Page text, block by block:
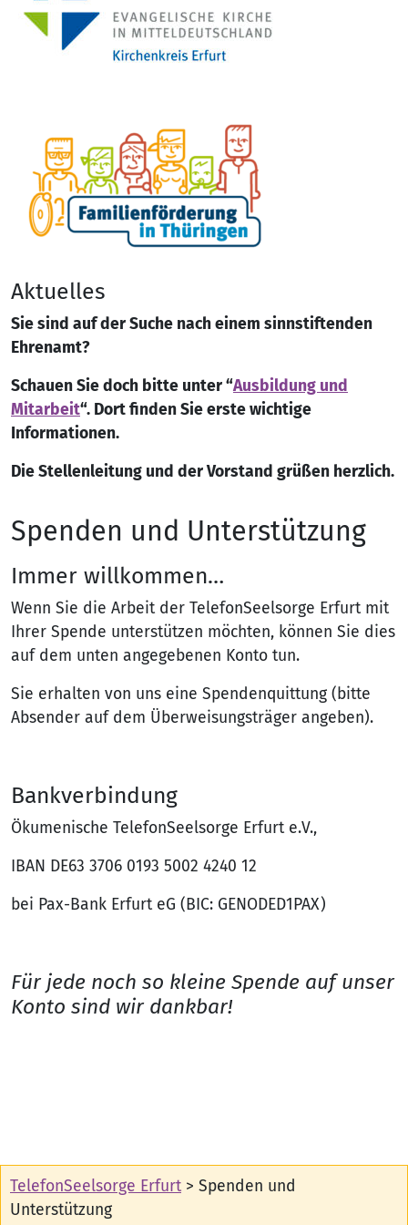
Aktuelles
Sie sind auf der Suche nach einem sinnstiftenden
Ehrenamt?
Schauen Sie doch bitte unter “Ausbildung und
Mitarbeit“. Dort finden Sie erste wichtige
Informationen.
Die Stellenleitung und der Vorstand grüßen herzlich.
Spenden und Unterstützung
Immer willkommen…
Wenn Sie die Arbeit der TelefonSeelsorge Erfurt mit
Ihrer Spende unterstützen möchten, können Sie dies
auf dem unten angegebenen Konto tun.
Sie erhalten von uns eine Spendenquittung (bitte
Absender auf dem Überweisungsträger angeben).
Bankverbindung
Ökumenische TelefonSeelsorge Erfurt e.V.,
IBAN DE63 3706 0193 5002 4240 12
bei Pax-Bank Erfurt eG (BIC: GENODED1PAX)
Für jede noch so kleine Spende auf unser
Konto sind wir dankbar!
TelefonSeelsorge Erfurt > Spenden und
Unterstützung